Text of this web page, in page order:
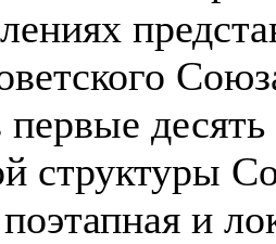
структуры
и